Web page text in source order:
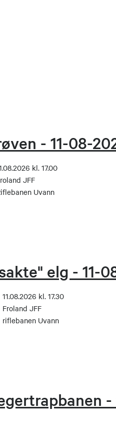
- 11-08-
kl. 17.00
JFF
Uvann
elg - 11-
11.08.2026 kl. 17.30
Froland JFF
riflebanen Uvann
-